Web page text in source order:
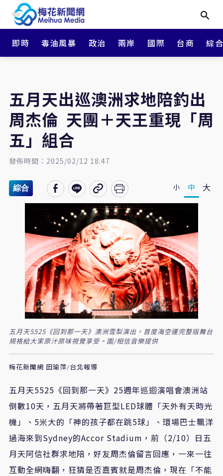
即時 毒油風暴 政治 兩岸 國際 台商 綜
五月天出巡澳洲求地陪釣出
周杰倫 天團＋天王重現「周
五」組合
發佈時間：2025/02/12 18:47
綜合 小 中 大
五月天5525《回到那一天》澳洲雪梨演出，首度海空運完整版舞台
規格給大家原汁原味視覺享受。圖/相信音樂提供
梅花新聞網 田瑜萍/台北報導
五月天5525 《回到那一天》 25週年巡迴演唱會澳洲站
倒數10天，五月天將帶著巨型LED球體「天外有天時光
機」、 5米大的「神的孩子都在跳5球」、環場巴士飄洋
過海來到Sydney的Accor Stadium ，前（2/10）日五
月天阿信社群求地陪，好友周杰倫留言回應，一來一往
互動全網嗨翻，狂猜是否嘉賓就是周杰倫，現在「不能